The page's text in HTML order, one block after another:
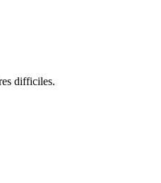
difficiles.